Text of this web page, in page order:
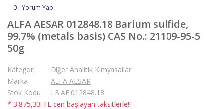
0 - Yorum Yap
ALFA AESAR 012848.18 Barium sulfide,
99.7% (metals basis) CAS No.: 21109-95-5
50g
Kategori
Diğer Analitik Kimyasallar
Marka
ALFA AESAR
Stok Kodu
LB.AE.012848.18
* 3.875,33 TL den başlayan taksitlerle!!